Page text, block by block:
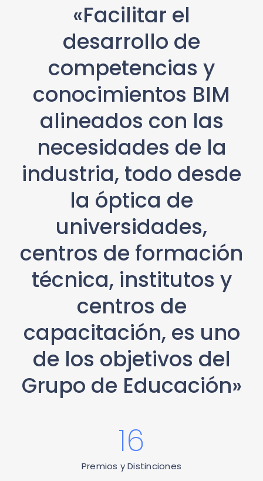
«Facilitar el
desarrollo de
competencias y
conocimientos BIM
alineados con las
necesidades de la
industria, todo desde
la óptica de
universidades,
centros de formación
técnica, institutos y
centros de
capacitación, es uno
de los objetivos del
Grupo de Educación»
Premios y Distinciones
16